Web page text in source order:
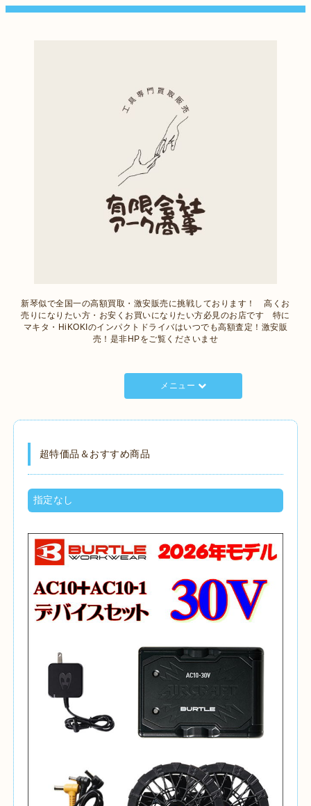
新琴似で全国一の高額買取・激安販売に挑戦しております！ 高くお
売りになりたい方・お安くお買いになりたい方必見のお店です 特に
マキタ・HiKOKIのインパクトドライバはいつでも高額査定！激安販
売！是非HPをご覧くださいませ
メニュー
超特価品＆おすすめ商品
指定なし